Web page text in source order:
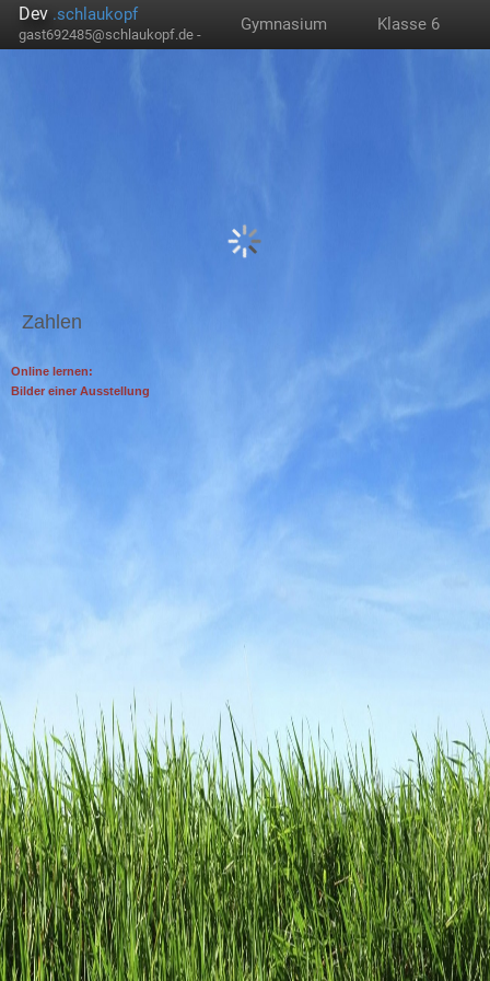
Dev .schlaukopf
gast692485@schlaukopf.de -
Gymnasium Klasse 6
Zahlen
Online lernen:
Bilder einer Ausstellung